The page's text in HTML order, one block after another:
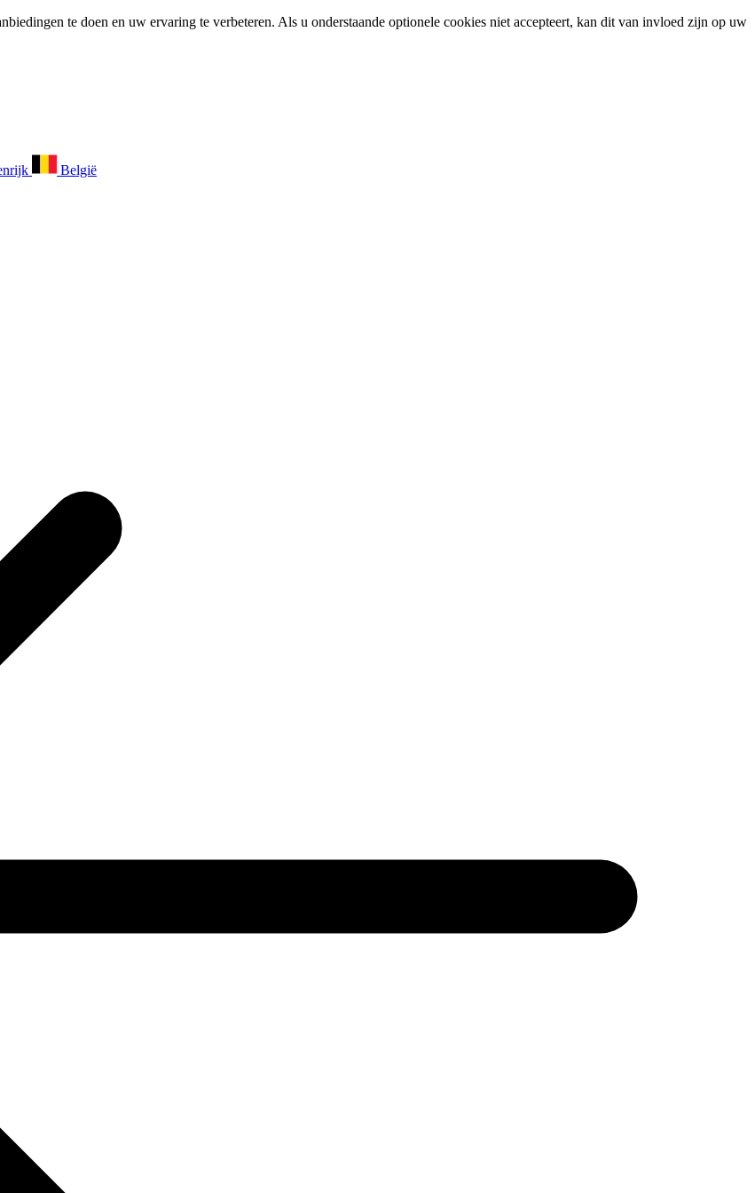
te doen en uw ervaring te verbeteren. Als u onderstaande optionele cookies niet accepteert, kan dit van invloed zijn op uw
België